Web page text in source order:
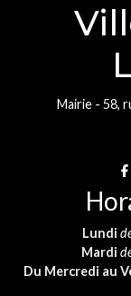
Mairie - 58,
Lundi
Mardi
Du Mercredi au